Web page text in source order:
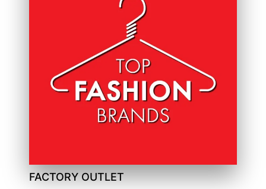
FACTORY OUTLET